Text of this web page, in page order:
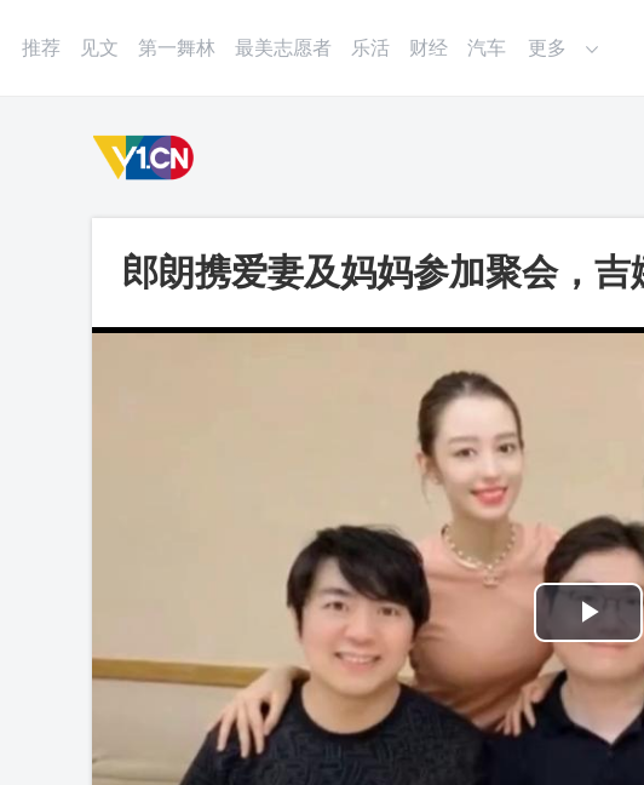
推荐 见文 第一舞林 最美志愿者 乐活 财经 汽车 更多
郎朗携爱妻及妈妈参加聚会，
关系超好_第一视频